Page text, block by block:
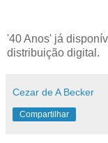
'40 Anos' já
distribuição digital.
Cezar de A Becker
Compartilhar